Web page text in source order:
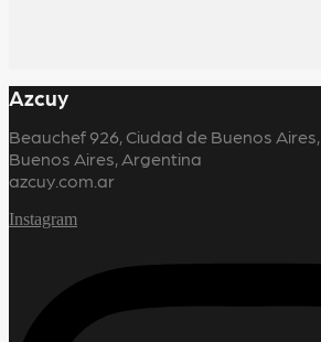
Azcuy
Beauchef 926, Ciudad de Buenos Aires,
Buenos Aires, Argentina
azcuy.com.ar
Instagram